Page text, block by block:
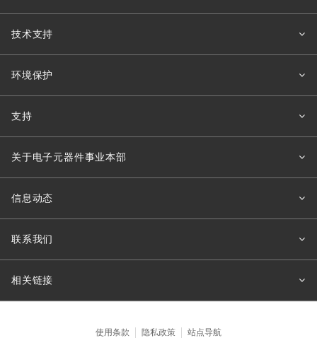
技术支持
环境保护
支持
关于电子元器件事业本部
信息动态
联系我们
相关链接
使用条款 隐私政策 站点导航